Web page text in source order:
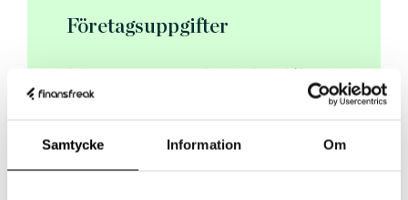
Samtycke Information Om
Företagsuppgifter
Bolagsnamn
Danske Bank A/S
Org. nummer
Webb
danskebank.se
Adress